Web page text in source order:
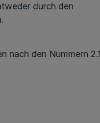
durch den
den Nummern